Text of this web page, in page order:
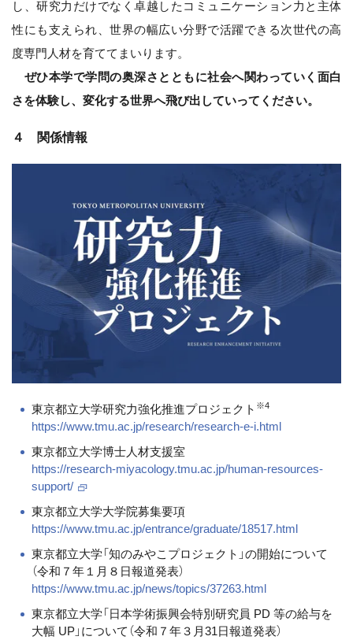
し、研究力だけでなく卓越したコミュニケーション力と主体
性にも支えられ、世界の幅広い分野で活躍できる次世代の高
度専門人材を育ててまいります。
ぜひ本学で学問の奥深さとともに社会へ関わっていく面白
さを体験し、変化する世界へ飛び出していってください。
４ 関係情報
東京都立大学研究力強化推進プロジェクト ※4
https://www.tmu.ac.jp/research/research-e-i.html
東京都立大学博士人材支援室
https://research-miyacology.tmu.ac.jp/human-resources-
support/
東京都立大学大学院募集要項
https://www.tmu.ac.jp/entrance/graduate/18517.html
東京都立大学「知のみやこプロジェクト」の開始について
（令和７年１月８日報道発表）
https://www.tmu.ac.jp/news/topics/37263.html
東京都立大学「日本学術振興会特別研究員 PD 等の給与を
大幅 UP」について（令和７年３月31日報道発表）